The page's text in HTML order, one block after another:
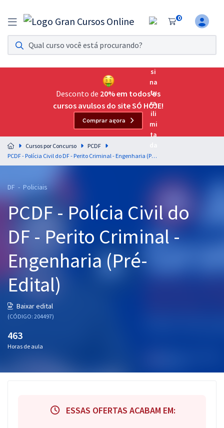
0
Assinatura Ilimitada 11
Acesso a todos os cursos. Teste grátis por 7 dias!
Assinatura OAB Até Passar
Acesso ilimitado a toda preparação para o Exame da
Residências Multiprofissionais
Preparação completa e intensiva para as principais
residências em saúde do Brasil
Cursos 20% OFF
Pós
Graduação
OAB
Conteúdo gratuito
Atendimento
Desconto de 20% em todos os
cursos avulsos do site SÓ HOJE!
Comprar agora
Cursos por Concurso
PCDF
PCDF - Polícia Civil do DF - Perito Criminal - Engenharia (Pré-Edital)
DF - Policiais
PCDF - Polícia Civil do
DF - Perito Criminal -
Engenharia (Pré-
Edital)
Baixar edital
(CÓDIGO: 204497)
463
Horas de aula
ESSAS OFERTAS ACABAM EM: